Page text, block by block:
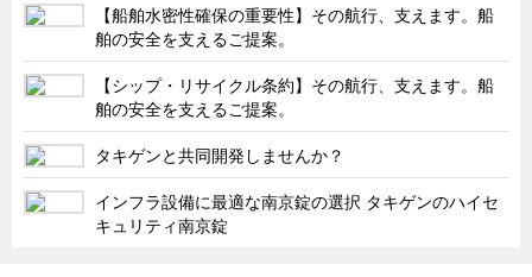
お知らせ
展示会情報／出展告知
展示会情報／報告レポート
工場見学
海外出張
社外セミナー
【船舶水密性確保の重要性】その航行、支えます。船
舶の安全を支えるご提案。
【シップ・リサイクル条約】その航行、支えます。船
舶の安全を支えるご提案。
タキゲンと共同開発しませんか？
インフラ設備に最適な南京錠の選択 タキゲンのハイセ
キュリティ南京錠